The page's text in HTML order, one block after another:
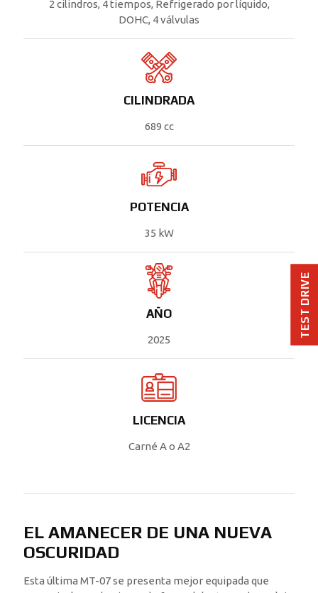
2 cilindros, 4 tiempos, Refrigerado por líquido,
DOHC, 4 válvulas
CILINDRADA
689 cc
POTENCIA
35 kW
AÑO
2025
LICENCIA
Carné A o A2
EL AMANECER DE UNA NUEVA
OSCURIDAD
Esta última MT-07 se presenta mejor equipada que
TEST DRIVE